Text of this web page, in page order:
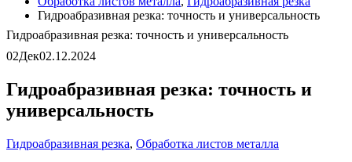
Гидроабразивная резка: точность и универсальность
Гидроабразивная резка: точность и универсальность
02Дек02.12.2024
Гидроабразивная резка: точность и
универсальность
Гидроабразивная резка, Обработка листов металла